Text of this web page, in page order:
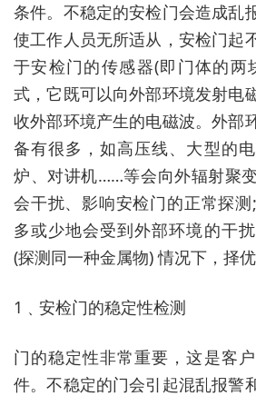
条件。不稳定的安检门会造成乱
使工作人员无所适从，安检门起
于安检门的传感器(即门体的两
式，它既可以向外部环境发射电
收外部环境产生的电磁波。外部
备有很多，如高压线、大型的
炉、对讲机……等会向外辐射聚
会干扰、影响安检门的正常探
多或少地会受到外部环境的干
(探测同一种金属物) 情况下，择优
1﹑安检门的稳定性检测
门的稳定性非常重要，这是客
件。不稳定的门会引起混乱报警